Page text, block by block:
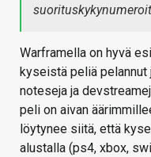
Warframella on hyvä
kyseistä peliä pelannut
noteseja ja
peli on aivan
löytynee siitä, että
alustalla (ps4, xbox,